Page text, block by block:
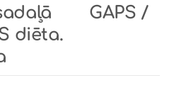
sadaļā GAPS /
diēta.